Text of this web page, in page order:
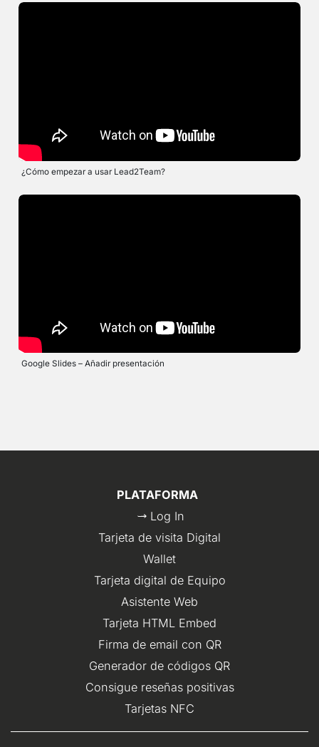
¿Cómo empezar a usar Lead2Team?
Google Slides – Añadir presentación
PLATAFORMA
Log In
Tarjeta de visita Digital
Wallet
Tarjeta digital de Equipo
Asistente Web
Tarjeta HTML Embed
Firma de email con QR
Generador de códigos QR
Consigue reseñas positivas
Tarjetas NFC